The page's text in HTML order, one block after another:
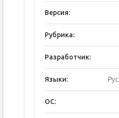
Версия:
Рубрика:
Разработчик:
Языки:
ОС: